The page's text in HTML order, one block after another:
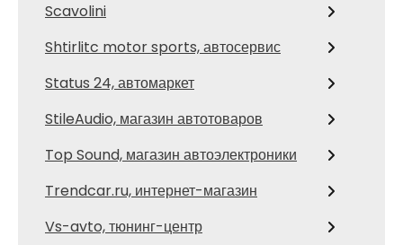
Scavolini
Shtirlitc motor sports, автосервис
Status 24, автомаркет
StileAudio, магазин автотоваров
Top Sound, магазин автоэлектроники
Trendcar.ru, интернет-магазин
Vs-avto, тюнинг-центр